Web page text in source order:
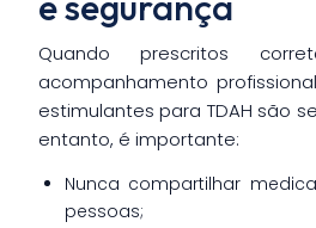
Quando prescritos
acompanhamento
estimulantes para TDAH são
entanto, é importante:
Nunca compartilhar
pessoas;